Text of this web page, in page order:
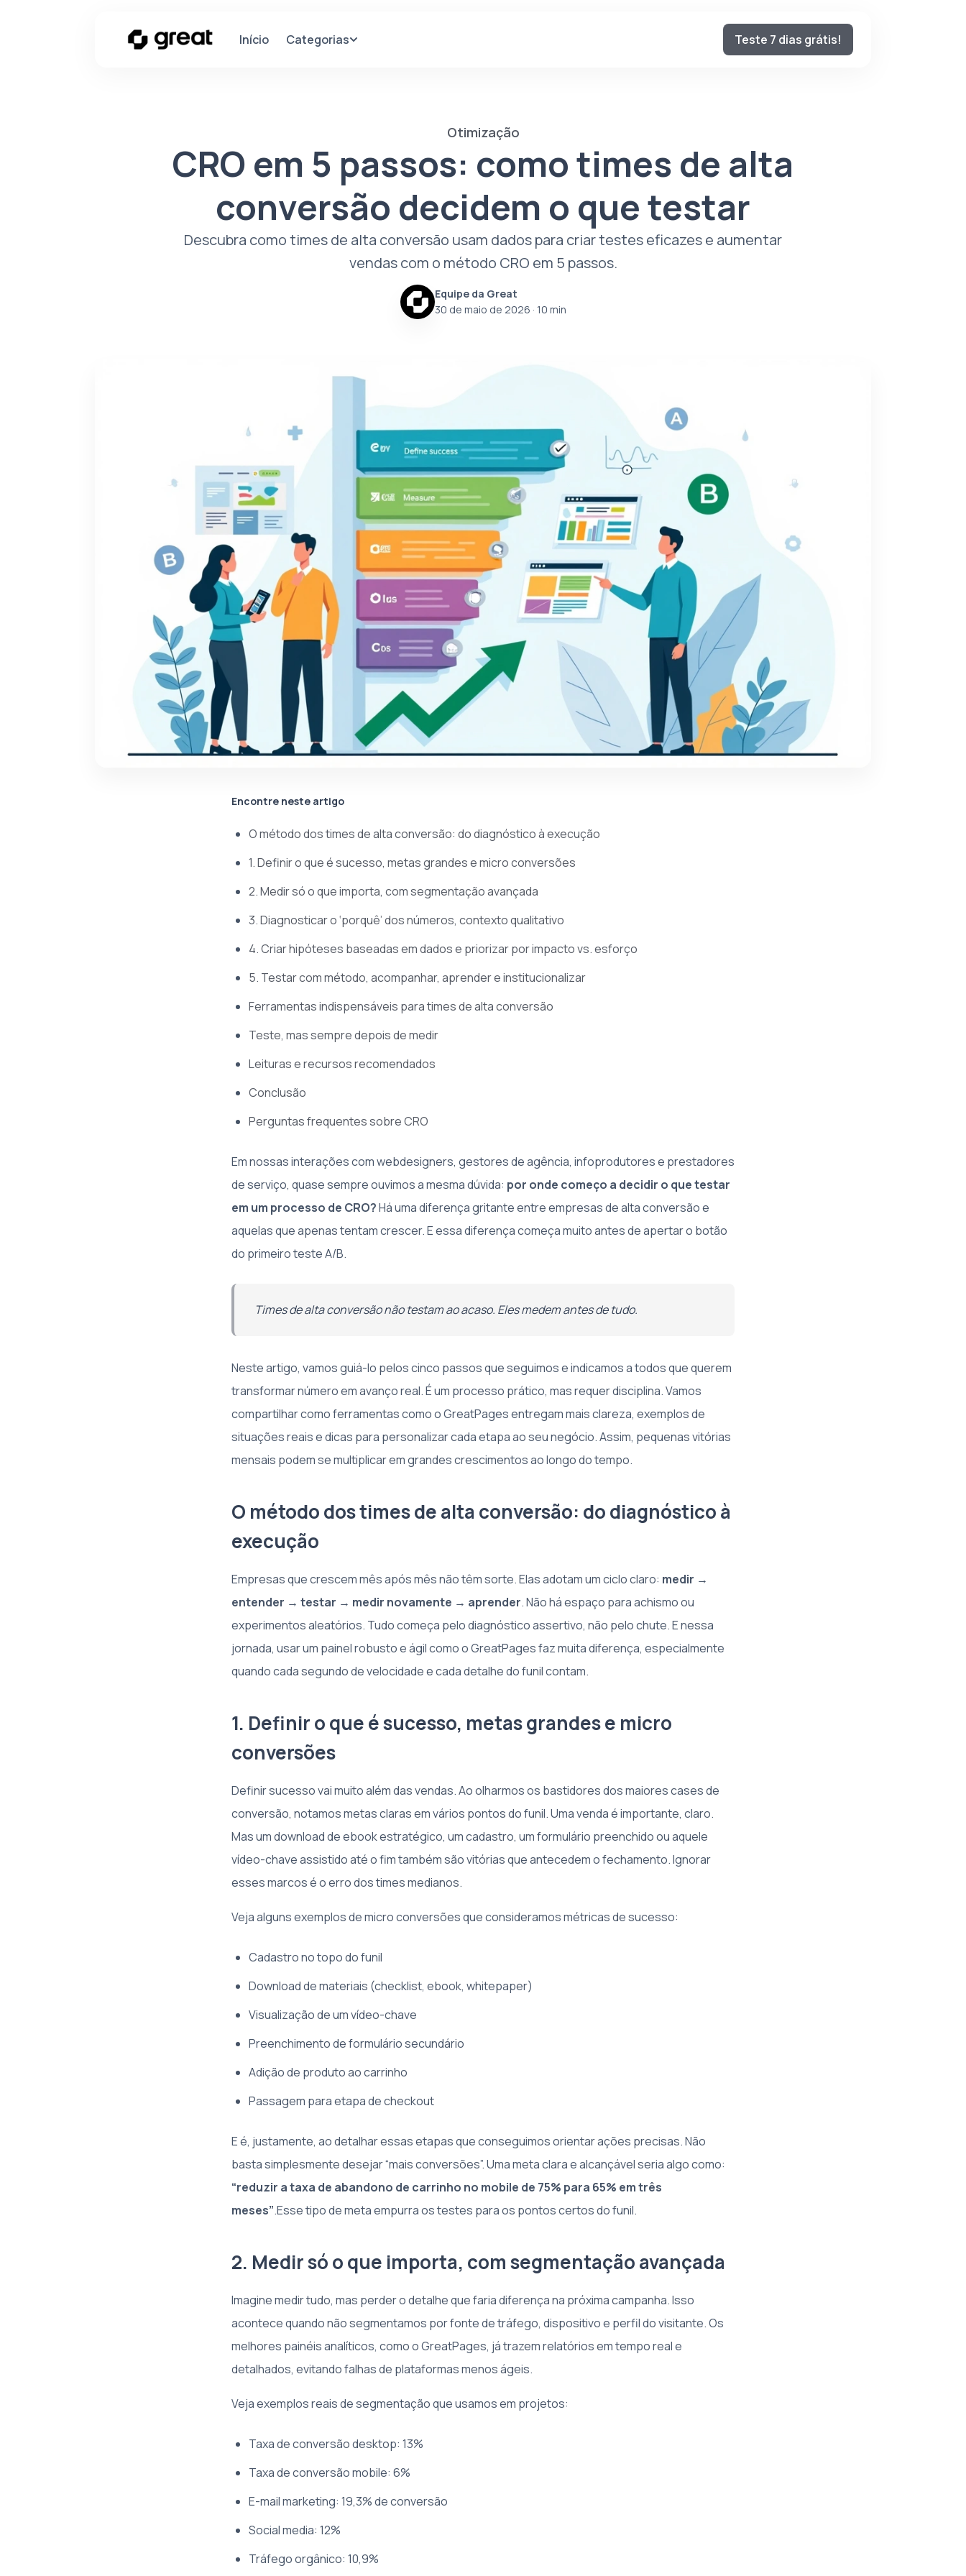
Início Categorias Teste 7 dias grátis!
Otimização
CRO em 5 passos: como times de alta
conversão decidem o que testar
Descubra como times de alta conversão usam dados para criar testes eficazes e aumentar
vendas com o método CRO em 5 passos.
Equipe da Great
30 de maio de 2026 · 10 min
Encontre neste artigo
O método dos times de alta conversão: do diagnóstico à execução
1. Definir o que é sucesso, metas grandes e micro conversões
2. Medir só o que importa, com segmentação avançada
3. Diagnosticar o ‘porquê’ dos números, contexto qualitativo
4. Criar hipóteses baseadas em dados e priorizar por impacto vs. esforço
5. Testar com método, acompanhar, aprender e institucionalizar
Ferramentas indispensáveis para times de alta conversão
Teste, mas sempre depois de medir
Leituras e recursos recomendados
Conclusão
Perguntas frequentes sobre CRO
Em nossas interações com webdesigners, gestores de agência, infoprodutores e prestadores
de serviço, quase sempre ouvimos a mesma dúvida: por onde começo a decidir o que testar
em um processo de CRO?Há uma diferença gritante entre empresas de alta conversão e
aquelas que apenas tentam crescer. E essa diferença começa muito antes de apertar o botão
do primeiro teste A/B.
Times de alta conversão não testam ao acaso. Eles medem antes de tudo.
Neste artigo, vamos guiá-lo pelos cinco passos que seguimos e indicamos a todos que querem
transformar número em avanço real. É um processo prático, mas requer disciplina. Vamos
compartilhar como ferramentas como o GreatPages entregam mais clareza, exemplos de
situações reais e dicas para personalizar cada etapa ao seu negócio. Assim, pequenas vitórias
mensais podem se multiplicar em grandes crescimentos ao longo do tempo.
O método dos times de alta conversão: do diagnóstico à
execução
Empresas que crescem mês após mês não têm sorte. Elas adotam um ciclo claro: medir →
entender → testar → medir novamente → aprender. Não há espaço para achismo ou
experimentos aleatórios. Tudo começa pelo diagnóstico assertivo, não pelo chute. E nessa
jornada, usar um painel robusto e ágil como o GreatPages faz muita diferença, especialmente
quando cada segundo de velocidade e cada detalhe do funil contam.
1. Definir o que é sucesso, metas grandes e micro
conversões
Definir sucesso vai muito além das vendas. Ao olharmos os bastidores dos maiores cases de
conversão, notamos metas claras em vários pontos do funil. Uma venda é importante, claro.
Mas um download de ebook estratégico, um cadastro, um formulário preenchido ou aquele
vídeo-chave assistido até o fim também são vitórias que antecedem o fechamento. Ignorar
esses marcos é o erro dos times medianos.
Veja alguns exemplos de micro conversões que consideramos métricas de sucesso:
Cadastro no topo do funil
Download de materiais (checklist, ebook, whitepaper)
Visualização de um vídeo-chave
Preenchimento de formulário secundário
Adição de produto ao carrinho
Passagem para etapa de checkout
E é, justamente, ao detalhar essas etapas que conseguimos orientar ações precisas. Não
basta simplesmente desejar “mais conversões”. Uma meta clara e alcançável seria algo como:
“reduzir a taxa de abandono de carrinho no mobile de 75% para 65% em três
meses”.Esse tipo de meta empurra os testes para os pontos certos do funil.
2. Medir só o que importa, com segmentação avançada
Imagine medir tudo, mas perder o detalhe que faria diferença na próxima campanha. Isso
acontece quando não segmentamos por fonte de tráfego, dispositivo e perfil do visitante. Os
melhores painéis analíticos, como o GreatPages, já trazem relatórios em tempo real e
detalhados, evitando falhas de plataformas menos ágeis.
Veja exemplos reais de segmentação que usamos em projetos:
Taxa de conversão desktop: 13%
Taxa de conversão mobile: 6%
E-mail marketing: 19,3% de conversão
Social media: 12%
Tráfego orgânico: 10,9%